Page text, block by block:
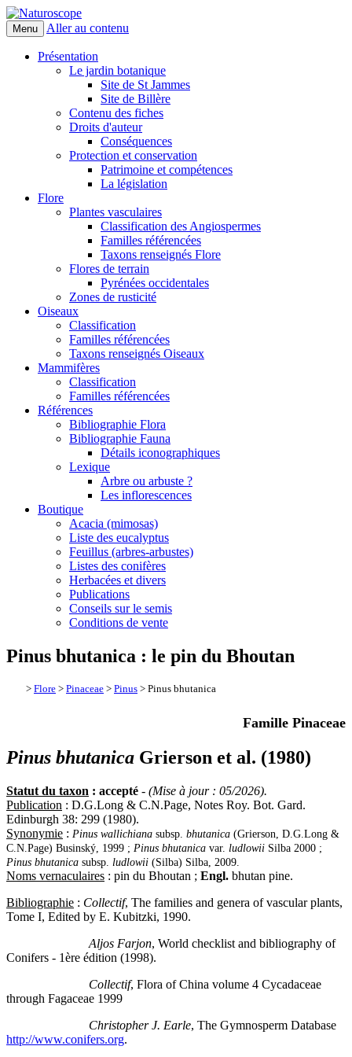
Naturoscope
Menu Aller au contenu
Présentation
Le jardin botanique
Site de St Jammes
Site de Billère
Contenu des fiches
Droits d'auteur
Conséquences
Protection et conservation
Patrimoine et compétences
La législation
Flore
Plantes vasculaires
Classification des Angiospermes
Familles référencées
Taxons renseignés Flore
Flores de terrain
Pyrénées occidentales
Zones de rusticité
Oiseaux
Classification
Familles référencées
Taxons renseignés Oiseaux
Mammifères
Classification
Familles référencées
Références
Bibliographie Flora
Bibliographie Fauna
Détails iconographiques
Lexique
Arbre ou arbuste ?
Les inflorescences
Boutique
Acacia (mimosas)
Liste des eucalyptus
Feuillus (arbres-arbustes)
Listes des conifères
Herbacées et divers
Publications
Conseils sur le semis
Conditions de vente
Pinus bhutanica : le pin du Bhoutan
> Flore > Pinaceae > Pinus > Pinus bhutanica
Famille Pinaceae
Pinus bhutanica Grierson et al. (1980)
Statut du taxon : accepté - (Mise à jour : 05/2026).
Publication : D.G.Long & C.N.Page, Notes Roy. Bot. Gard.
Edinburgh 38: 299 (1980).
Synonymie : Pinus wallichiana subsp. bhutanica (Grierson, D.G.Long &
C.N.Page) Businský, 1999 ; Pinus bhutanica var. ludlowii Silba 2000 ;
Pinus bhutanica subsp. ludlowii (Silba) Silba, 2009.
Noms vernaculaires : pin du Bhoutan ; Engl. bhutan pine.
Bibliographie : Collectif, The families and genera of vascular plants,
Tome I, Edited by E. Kubitzki, 1990.
Aljos Farjon, World checklist and bibliography of
Conifers - 1ère édition (1998).
Collectif, Flora of China volume 4 Cycadaceae
through Fagaceae 1999
Christopher J. Earle, The Gymnosperm Database
http://www.conifers.org.